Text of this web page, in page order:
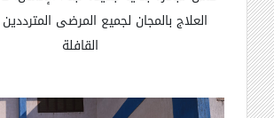
العلاج بالمجان لجميع المرضى
القافلة